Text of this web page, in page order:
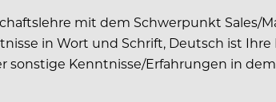
mit dem Schwerpunkt Sales/
in Wort und Schrift, Deutsch ist
sonstige Kenntnisse/Erfahrungen in